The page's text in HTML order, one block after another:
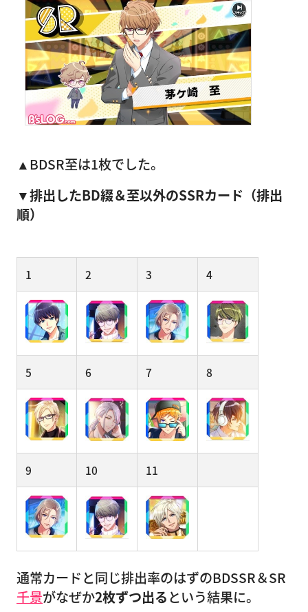
▲BDSR至は1枚でした。
▼排出したBD綴＆至以外のSSRカード（排出
順）
1 2 3 4
5 6 7 8
9 10 11
通常カードと同じ排出率のはずのBDSSR＆SR
千景がなぜか2枚ずつ出るという結果に。